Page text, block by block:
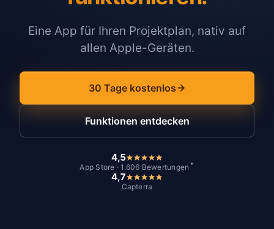
Eine App für Ihren Projektplan, nativ auf
allen Apple-Geräten.
30 Tage kostenlos
Funktionen entdecken
4,5
App Store · 1.606 Bewertungen *
4,7
Capterra